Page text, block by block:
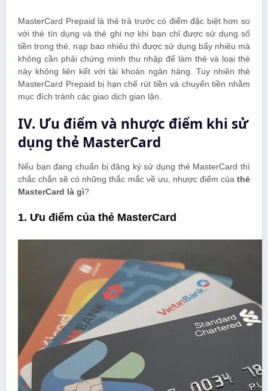
MasterCard Prepaid là thẻ trả trước có điểm đặc biệt hơn so
với thẻ tín dụng và thẻ ghi nợ khi bạn chỉ được sử dụng số
tiền trong thẻ, nạp bao nhiêu thì được sử dụng bấy nhiêu mà
không cần phải chứng minh thu nhập để làm thẻ và loại thẻ
này không liên kết với tài khoản ngân hàng. Tuy nhiên thẻ
MasterCard Prepaid bị hạn chế rút tiền và chuyển tiền nhằm
mục đích tránh các giao dịch gian lận.
IV. Ưu điểm và nhược điểm khi sử
dụng thẻ MasterCard
Nếu bạn đang chuẩn bị đăng ký sử dụng thẻ MasterCard thì
chắc chắn sẽ có những thắc mắc về ưu, nhược điểm của thẻ
MasterCard là gì?
1. Ưu điểm của thẻ MasterCard